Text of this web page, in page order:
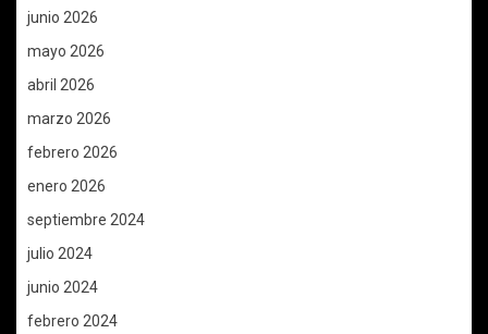
junio 2026
mayo 2026
abril 2026
marzo 2026
febrero 2026
enero 2026
septiembre 2024
julio 2024
junio 2024
febrero 2024